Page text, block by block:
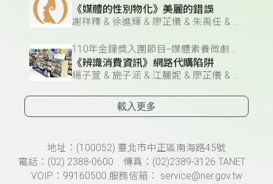
《媒體的性別物化》美麗的錯誤
謝祥釋 & 徐進輝 & 廖芷儀 & 朱禹任 & 江麗妮 & 姚宛妤 & 楊子萱 & 施子涵
110年金鐘獎入圍節目--媒體素養微劇場(企劃編撰獎)
《辨識消費資訊》網路代購陷阱
楊子萱 & 施子涵 & 江麗妮 & 廖芷儀 & 姚宛妤 & 徐進輝 & 朱禹任 & 謝祥釋
載入更多
頁尾資訊地址：(100052) 臺北市中正區南海路45號
電話：(02) 2388-0600 傳真：(02)2389-3126 TANET
VOIP：99160500 服務信箱： service@ner.gov.tw